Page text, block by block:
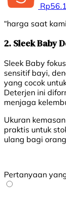
“harga saat
2. Sleek Baby
Sleek Baby
sensitif bayi,
yang cocok
Deterjen ini
menjaga
Ukuran
praktis untuk
ulang bagi
Pertanyaan